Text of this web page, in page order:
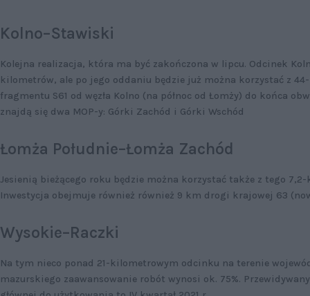
Kolno–Stawiski
Kolejna realizacja, która ma być zakończona w lipcu. Odcinek
kilometrów, ale po jego oddaniu będzie już można korzystać z
fragmentu S61 od węzła Kolno (na północ od Łomży) do końca
znajdą się dwa MOP-y: Górki Zachód i Górki Wschód
Łomża Południe–Łomża Zachód
Jesienią bieżącego roku będzie można korzystać także z tego
Inwestycja obejmuje również również 9 km drogi krajowej 63
Wysokie–Raczki
Na tym nieco ponad 21-kilometrowym odcinku na terenie
mazurskiego zaawansowanie robót wynosi ok. 75%.